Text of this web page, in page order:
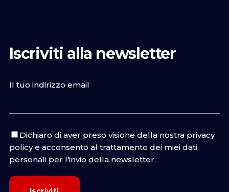
Iscriviti alla newsletter
Il tuo indirizzo email
Dichiaro di aver preso visione della nostra privacy
policye acconsento al trattamento dei miei dati
personali per l’invio della newsletter.